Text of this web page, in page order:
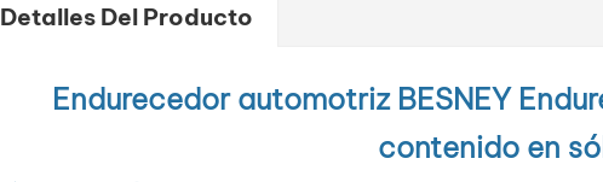
Detalles Del Producto
Endurecedor automotriz BESNEY
contenido en